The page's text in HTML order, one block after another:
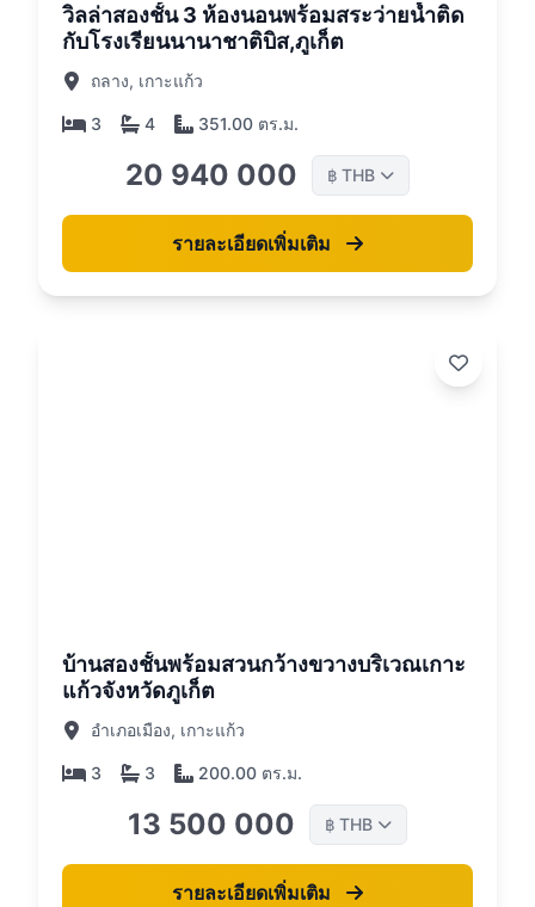
วิลล่าสองชั้น 3 ห้องนอนพร้อมสระว่ายน้ำติด
กับโรงเรียนนานาชาติบิส,ภูเก็ต
ถลาง, เกาะแก้ว
3 4 351.00 ตร.ม.
20 940 000 ฿ THB
รายละเอียดเพิ่มเติม
บ้านสองชั้นพร้อมสวนกว้างขวางบริเวณเกาะ
แก้วจังหวัดภูเก็ต
อำเภอเมือง, เกาะแก้ว
3 3 200.00 ตร.ม.
13 500 000 ฿ THB
รายละเอียดเพิ่มเติม